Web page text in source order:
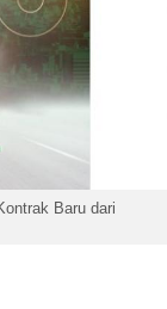
Baru dari